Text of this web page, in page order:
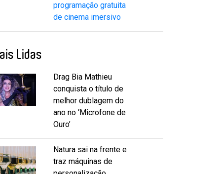
programação gratuita
de cinema imersivo
Lidas
Drag Bia Mathieu
conquista o título de
melhor dublagem do
ano no ‘Microfone de
Ouro’
Natura sai na frente e
traz máquinas de